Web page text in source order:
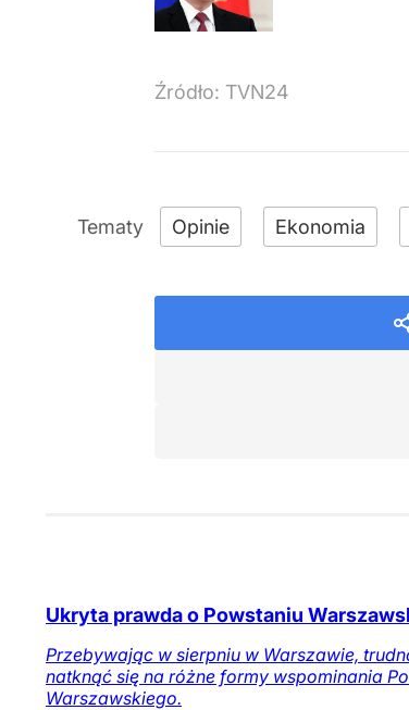
Źródło: TVN24
Opinie Ekonomia
Ukryta prawda o Powstaniu
Przebywając w sierpniu w Warszawie,
natknąć się na różne formy wspominania
Warszawskiego.